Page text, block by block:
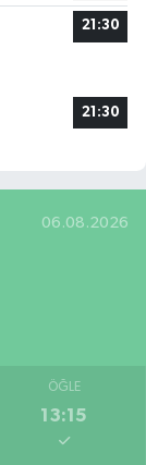
21:30
21:30
06.08.2026
ÖĞLE
13:15